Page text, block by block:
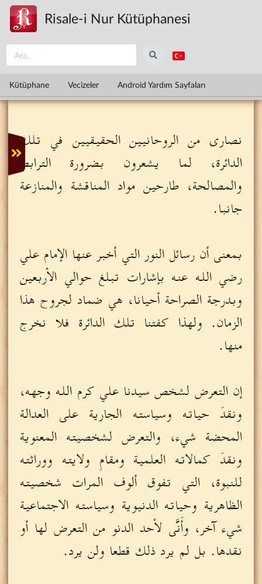
Ana içeriğe atla
Risale-i Nur Kütüphanesi
Kütüphane Vecizeler Android Yardım Sayfaları
نصارى من الروحانيين الحقيقيين في تلك
الدائرة، لما يشعرون بضرورة الترابط
والمصالحة، طارحين مواد المناقشة والمنازعة
جانبا.
بمعنى أن رسائل النور التي أخبر عنها الإمام علي
رضي الله عنه بإشارات تبلغ حوالي الأربعين
وبدرجة الصراحة أحيانا، هي ضماد لجروح هذا
الزمان. ولهذا كفتنا تلك الدائرة فلا نخرج
منها.
إن التعرض لشخص سيدنا علي كرم الله وجهه،
ونقدَ حياته وسياسته الجارية على العدالة
المحضة شيء، والتعرض لشخصيته المعنوية
ونقدَ كمالاته العلمية ومقامِ ولايته ووراثته
للنبوة، التي تفوق ألوف المرات شخصيته
الظاهرية وحياته الدنيوية وسياسته الاجتماعية
شيء آخر، وأَنَّى لأحد الدنو من التعرض لها أو
نقدها. بل لم يرد ذلك قطعا ولن يرد.